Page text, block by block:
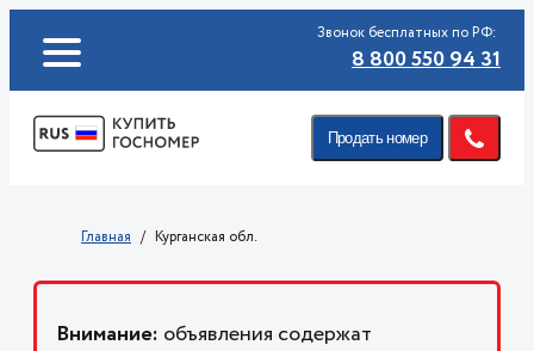
Звонок бесплатных по РФ:
8 800 550 94 31
Продать номер
Главная Курганская обл.
Внимание: объявления содержат